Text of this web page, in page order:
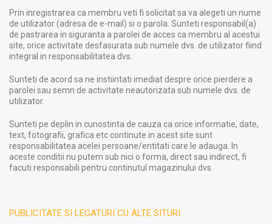
Prin inregistrarea ca membru veti fi solicitat sa va alegeti un nume
de utilizator (adresa de e-mail) si o parola. Sunteti responsabil(a)
de pastrarea in siguranta a parolei de acces ca membru al acestui
site, orice activitate desfasurata sub numele dvs. de utilizator fiind
integral in responsabilitatea dvs.
Sunteti de acord sa ne instiintati imediat despre orice pierdere a
parolei sau semn de activitate neautorizata sub numele dvs. de
utilizator.
Sunteti pe deplin in cunostinta de cauza ca orice informatie, date,
text, fotografii, grafica etc continute in acest site sunt
responsabilitatea acelei persoane/entitati care le adauga. In
aceste conditii nu putem sub nici o forma, direct sau indirect, fi
facuti responsabili pentru continutul magazinului dvs.
PUBLICITATE SI LEGATURI CU ALTE SITURI